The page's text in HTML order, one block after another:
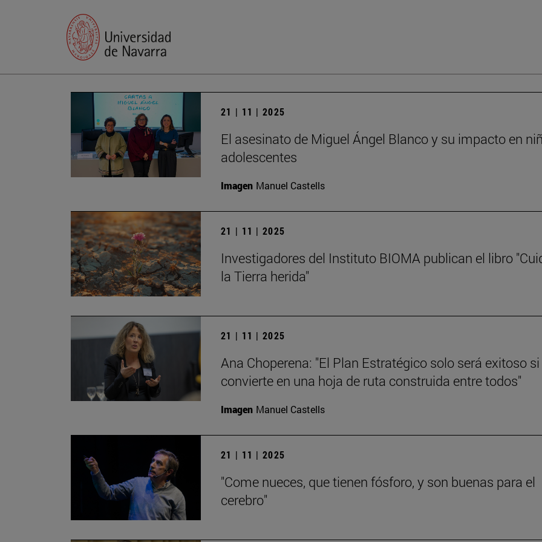
21 | 11 | 2025
El asesinato de Miguel Ángel Blanco y su impacto en
adolescentes
Imagen Manuel Castells
21 | 11 | 2025
Investigadores del Instituto BIOMA publican el libro
la Tierra herida"
21 | 11 | 2025
Ana Choperena: "El Plan Estratégico solo será exitoso
convierte en una hoja de ruta construida entre todos"
Imagen Manuel Castells
21 | 11 | 2025
"Come nueces, que tienen fósforo, y son buenas para el
cerebro"